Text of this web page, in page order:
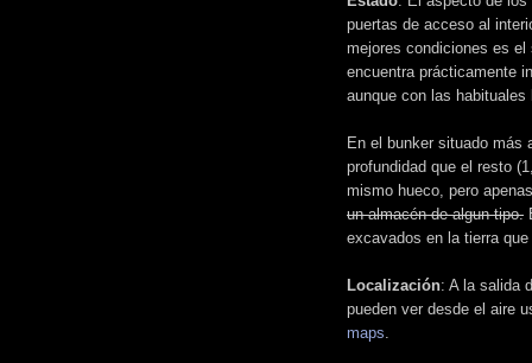
puertas de acceso al
mejores condiciones es
encuentra prácticamente
aunque con las
En el bunker situado más
profundidad que el resto
mismo hueco, pero
un almacén de algun tipo.
excavados en la tierra
Localización: A la salida
pueden ver desde el aire
maps